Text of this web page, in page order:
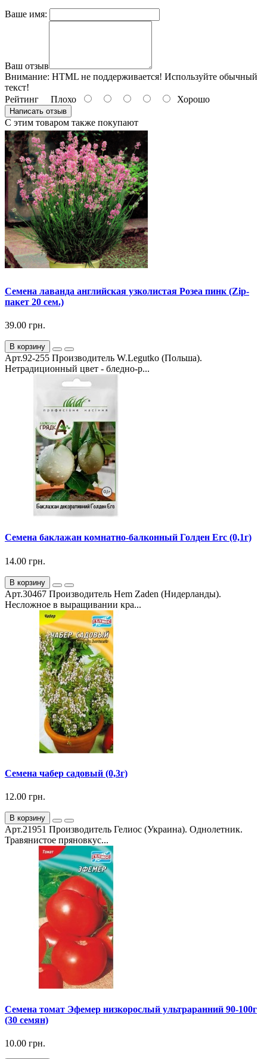
Ваше имя:
Ваш отзыв
Внимание: HTML не поддерживается! Используйте обычный
текст!
Рейтинг Плохо Хорошо
Написать отзыв
С этим товаром также покупают
Семена лаванда английская узколистая Розеа пинк (Zip-
пакет 20 сем.)
39.00 грн.
В корзину
Арт.92-255 Производитель W.Legutko (Польша).
Нетрадиционный цвет - бледно-р...
Семена баклажан комнатно-балконный Голден Erc (0,1г)
14.00 грн.
В корзину
Арт.30467 Производитель Hem Zaden (Нидерланды).
Несложное в выращивании кра...
Семена чабер садовый (0,3г)
12.00 грн.
В корзину
Арт.21951 Производитель Гелиос (Украина). Однолетник.
Травянистое пряновкус...
Семена томат Эфемер низкорослый ультраранний 90-100г
(30 семян)
10.00 грн.